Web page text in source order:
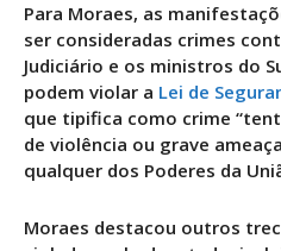
Para Moraes, as
ser consideradas crimes
Judiciário e os ministros do
podem violar a Lei de
que tipifica como crime
de violência ou grave
qualquer dos Poderes da
Moraes destacou outros